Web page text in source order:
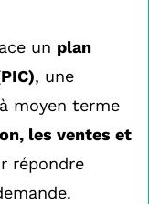
un plan
, une
moyen terme
les ventes et
répondre